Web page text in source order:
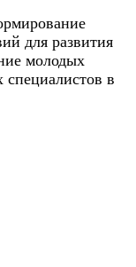
для развития
молодых
специалистов в